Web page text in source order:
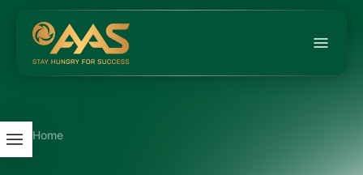
Home